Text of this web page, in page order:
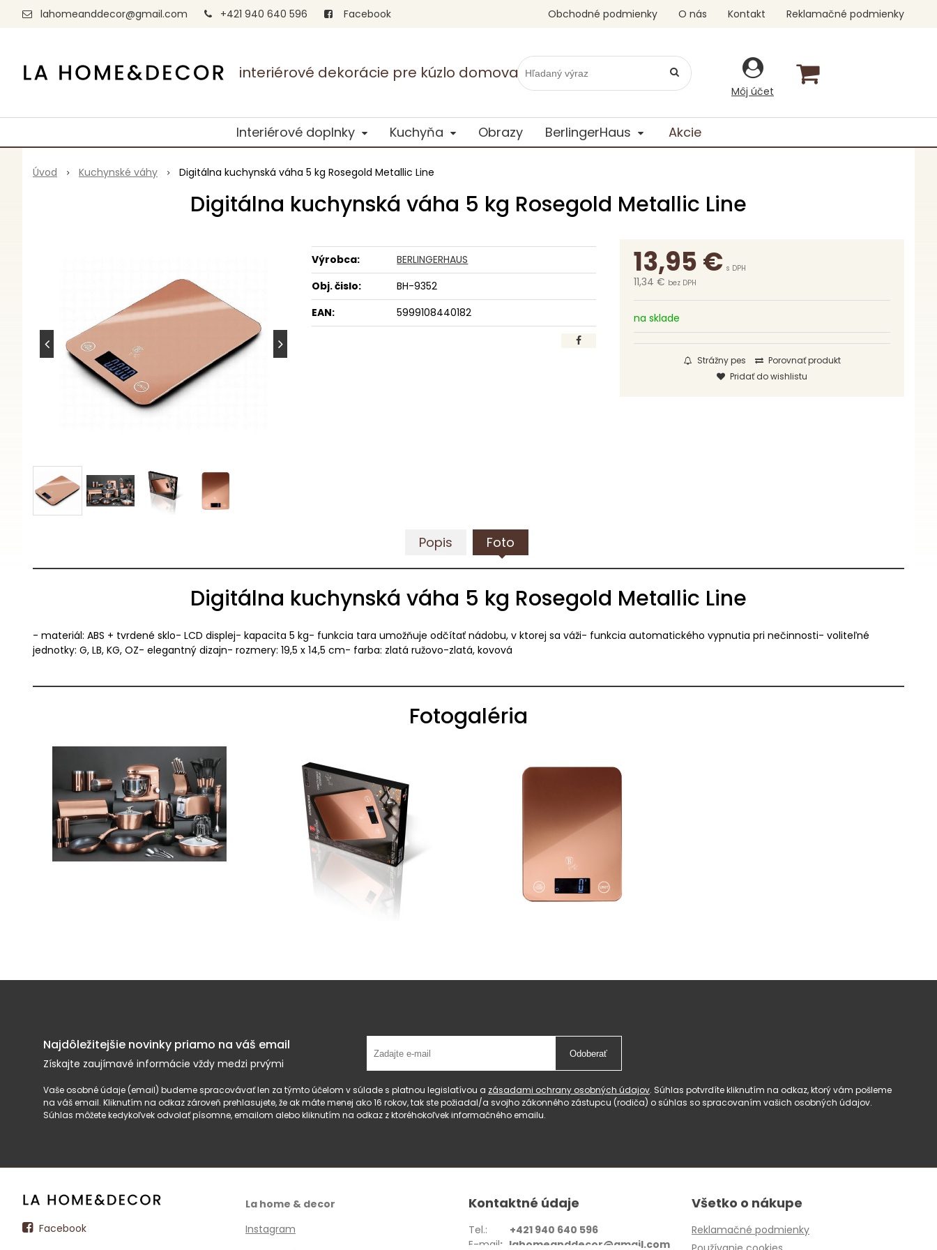
interiérové dekorácie pre kúzlo domova
lahomeanddecor@gmail.com +421 940 640 596 Facebook
Môj účet
Obchodné podmienky O nás Kontakt Reklamačné podmienky
Interiérové doplnky Kuchyňa Obrazy BerlingerHaus Akcie
Úvod Kuchynské váhy Digitálna kuchynská váha 5 kg Rosegold Metallic Line
Digitálna kuchynská váha 5 kg Rosegold Metallic Line
13,95€ s DPH
11,34 € bez DPH
na sklade
Strážny pes
Porovnať produkt
Pridať do wishlistu
Výrobca:
BERLINGERHAUS
Obj. čislo:
BH-9352
EAN:
5999108440182
Popis Foto
Digitálna kuchynská váha 5 kg Rosegold Metallic Line
- materiál: ABS + tvrdené sklo- LCD displej- kapacita 5 kg- funkcia tara umožňuje odčítať nádobu, v ktorej sa váži- funkcia automatického vypnutia pri nečinnosti- voliteľné
jednotky: G, LB, KG, OZ- elegantný dizajn- rozmery: 19,5 x 14,5 cm- farba: zlatá ružovo-zlatá, kovová
Fotogaléria
Najdôležitejšie novinky priamo na váš email
Získajte zaujímavé informácie vždy medzi prvými
Odoberať
Vaše osobné údaje (email) budeme spracovávať len za týmto účelom v súlade s platnou legislatívou a zásadami ochrany osobných údajov. Súhlas potvrdíte kliknutím na odkaz, ktorý vám pošleme
na váš email. Kliknutím na odkaz zároveň prehlasujete, že ak máte menej ako 16 rokov, tak ste požiadal/a svojho zákonného zástupcu (rodiča) o súhlas so spracovaním vašich osobných údajov.
Súhlas môžete kedykoľvek odvolať písomne, emailom alebo kliknutím na odkaz z ktoréhokoľvek informačného emailu.
Facebook
La home & decor
Instagram
Kontaktné údaje
Tel.: +421 940 640 596
E-mail: lahomeanddecor@gmail.com
Všetko o nákupe
Reklamačné podmienky